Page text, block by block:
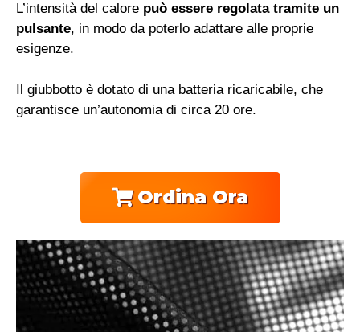
L’intensità del calore può essere regolata tramite un
pulsante, in modo da poterlo adattare alle proprie
esigenze.
Il giubbotto è dotato di una batteria ricaricabile, che
garantisce un’autonomia di circa 20 ore.
Ordina Ora